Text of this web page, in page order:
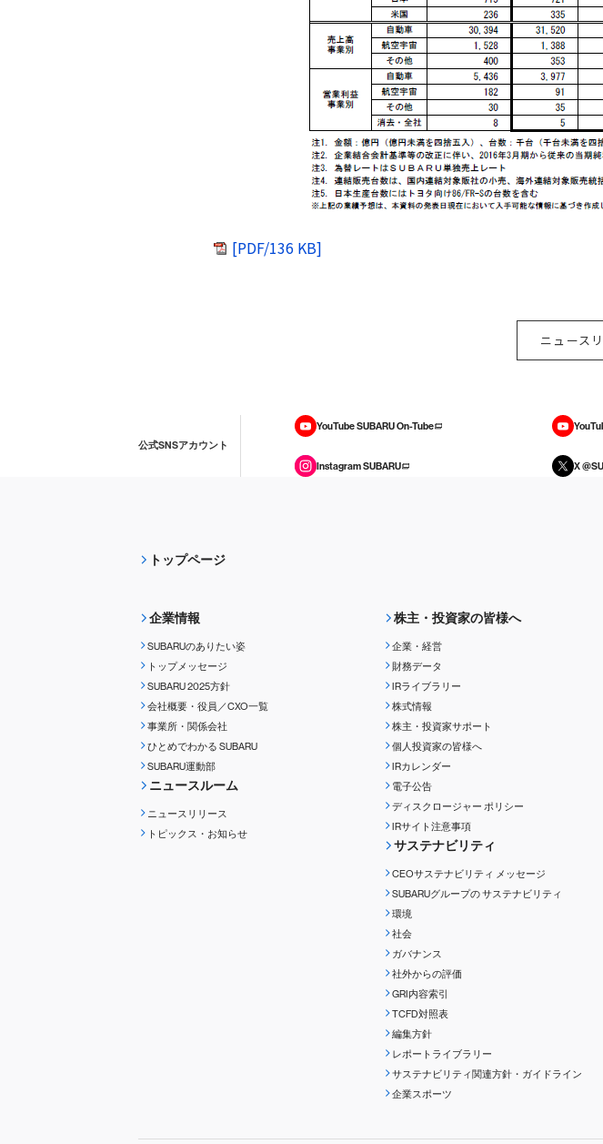
[PDF/136 KB]
ニュース
公式SNSアカウント
YouTube SUBARU On-Tube
Instagram SUBARU X
トップページ
企業情報
SUBARUのありたい姿
トップメッセージ
SUBARU 2025方針
会社概要・役員／CXO一覧
事業所・関係会社
ひとめでわかる SUBARU
SUBARU運動部
ニュースルーム
ニュースリリース
トピックス・お知らせ
株主・投資家の皆様へ
企業・経営
財務データ
IRライブラリー
株式情報
株主・投資家サポート
個人投資家の皆様へ
IRカレンダー
電子公告
ディスクロージャーポリシー
IRサイト注意事項
サステナビリティ
CEOサステナビリティ メッセージ
SUBARUグループのサステナビリティ
環境
社会
ガバナンス
社外からの評価
GRI内容索引
TCFD対照表
編集方針
レポートライブラリー
サステナビリティ関連方針・ガイドライン
企業スポーツ